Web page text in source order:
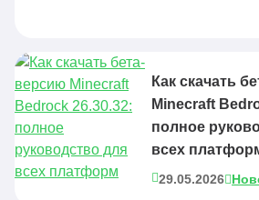
Как скачать
Minecraft
полное
всех
29.05.2026